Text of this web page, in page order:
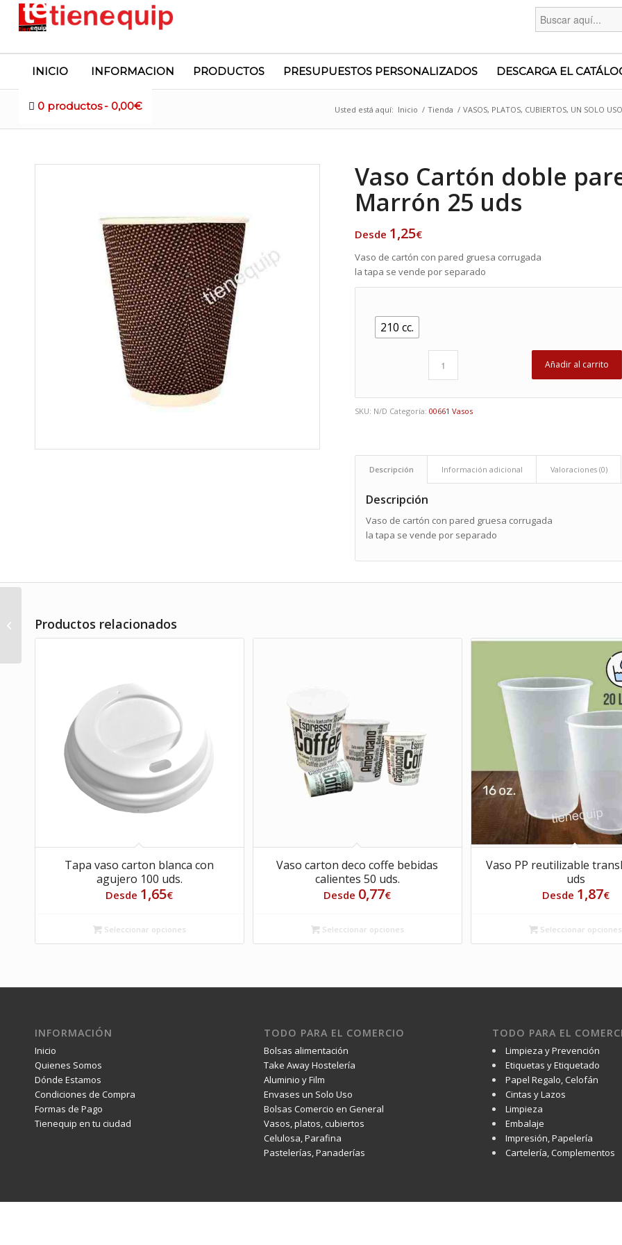
Buscar:
INICIO INFORMACION PRODUCTOS PRESUPUESTOS PERSONALIZADOS DESCARGA EL
0 productos 0,00€
Tienda Usted está aquí: Inicio / Tienda / VASOS, PLATOS, CUBIERTOS, UN SOLO USO
Vaso Cartón doble
Marrón 25 uds
Desde 1,25€
Vaso de cartón con pared gruesa corrugada
la tapa se vende por separado
210 cc.
Añadir al carrito
SKU: N/D Categoría: 00661 Vasos
Descripción Información adicional Valoraciones (0)
Descripción
Vaso de cartón con pared gruesa corrugada
la tapa se vende por separado
Productos relacionados
Tapa vaso carton blanca con
agujero 100 uds.
Desde 1,65€
Seleccionar opciones
Vaso carton deco coffe bebidas
calientes 50 uds.
Desde 0,77€
Seleccionar opciones
Vaso PP reutilizable
uds
Desde 1,87€
Seleccionar opciones
INFORMACIÓN
Inicio
Quienes Somos
Dónde Estamos
Condiciones de Compra
Formas de Pago
Tienequip en tu ciudad
TODO PARA EL COMERCIO
Bolsas alimentación
Take Away Hostelería
Aluminio y Film
Envases un Solo Uso
Bolsas Comercio en General
Vasos, platos, cubiertos
Celulosa, Parafina
Pastelerías, Panaderías
TODO PARA EL
Limpieza y Prevención
Etiquetas y Etiquetado
Papel Regalo, Celofán
Cintas y Lazos
Limpieza
Embalaje
Impresión, Papelería
Cartelería, Complementos
biodegradable y